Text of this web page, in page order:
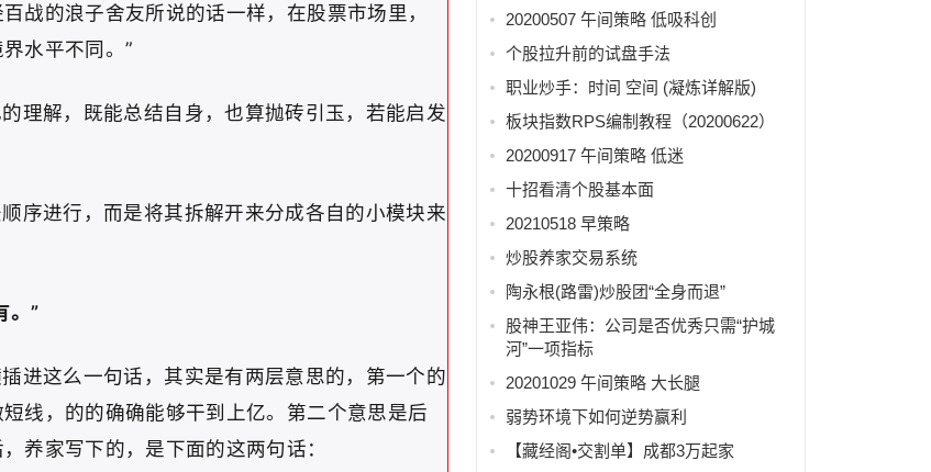
战的浪子舍友所说的话一样，在股票市场里，
水平不同。”
理解，既能总结自身，也算抛砖引玉，若能启发
序进行，而是将其拆解开来分成各自的小模块来
。”
进这么一句话，其实是有两层意思的，第一个的
线，的的确确能够干到上亿。第二个意思是后
养家写下的，是下面的这两句话：
20200507 午间策略 低吸科创
个股拉升前的试盘手法
职业炒手：时间 空间 (凝炼详解版)
板块指数RPS编制教程（20200622）
20200917 午间策略 低迷
十招看清个股基本面
20210518 早策略
炒股养家交易系统
陶永根(路雷)炒股团“全身而退”
股神王亚伟：公司是否优秀只需“护城
河”一项指标
20201029 午间策略 大长腿
弱势环境下如何逆势赢利
【藏经阁•交割单】成都3万起家